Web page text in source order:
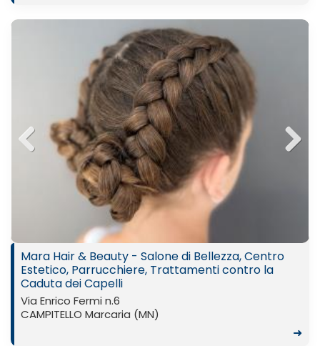
Mara Hair & Beauty - Salone di Bellezza, Centro
Estetico, Parrucchiere, Trattamenti contro la
Caduta dei Capelli
Via Enrico Fermi n.6
CAMPITELLO Marcaria (MN)
➜